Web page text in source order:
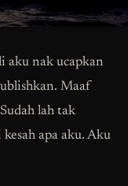
aku nak ucapkan
Maaf
lah tak
apa aku. Aku